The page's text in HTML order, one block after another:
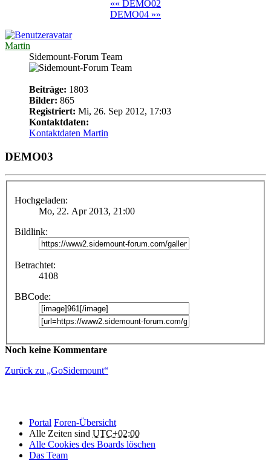
«« DEMO02
DEMO04 »»
Martin
Sidemount-Forum Team
Beiträge: 1803
Bilder: 865
Registriert: Mi, 26. Sep 2012, 17:03
Kontaktdaten:
Kontaktdaten Martin
DEMO03
Hochgeladen:
Mo, 22. Apr 2013, 21:00
Bildlink:
Betrachtet:
4108
BBCode:
Noch keine Kommentare
Zurück zu „GoSidemount“
Portal Foren-Übersicht
Alle Zeiten sind UTC+02:00
Alle Cookies des Boards löschen
Das Team